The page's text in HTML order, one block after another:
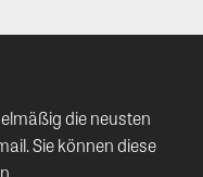
die neusten
Sie können diese